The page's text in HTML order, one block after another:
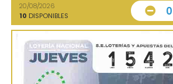
20/08/2026
10 DISPONIBLES 0